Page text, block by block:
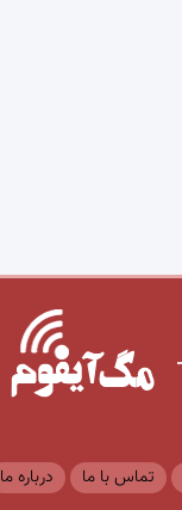
تماس با ما درباره ما